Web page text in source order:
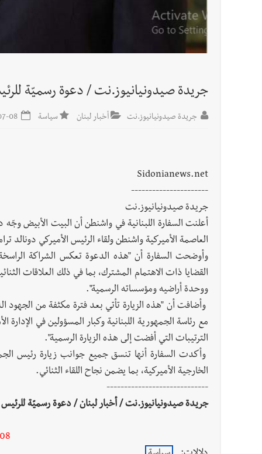
جريدة صيدونيانيوز.نت / دعوة رسميّة
جريدة صيدونيانيوز.نت أخبار لبنان سياسة
Sidonianews.net
----------------------
جريدة صيدونيانيوز.نت
أعلنت السفارة اللبنانية في واشنطن أن البيت الأبيض
العاصمة الأميركية واشنطن ولقاء الرئيس الأميركي دونالد ترامب في 21
وأوضحت السفارة أن "هذه الدعوة تعكس الشراكة
القضايا ذات الاهتمام المشترك، بما في ذلك العلاقات
ووحدة أراضيه ومؤسساته الرسمية".
وأضافت أن "هذه الزيارة تأتي بعد فترة مكثفة من الجهود
مع رئاسة الجمهورية اللبنانية وكبار المسؤولين في
الترتيبات التي أفضت إلى هذه الزيارة الرسمية".
وأكدت السفارة أنها تنسق جميع جوانب زيارة رئيس
الخارجية الأميركية، بما يضمن نجاح اللقاء الثنائي.
-----------------------------
جريدة صيدونيانيوز.نت / أخبار لبنان / دعوة رسميّة